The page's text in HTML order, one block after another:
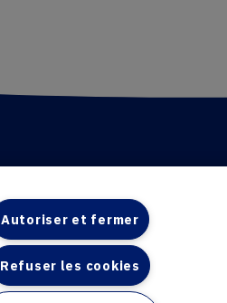
Autoriser et fermer
Refuser les cookies